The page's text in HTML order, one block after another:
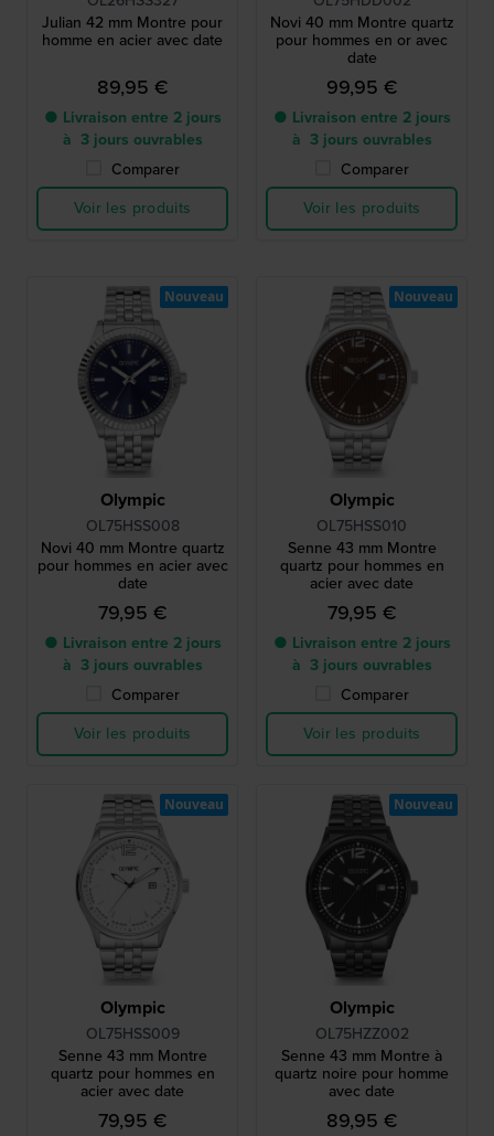
Julian 42 mm Montre pour
homme en acier avec date
89,95 €
● Livraison entre 2 jours
à 3 jours ouvrables
Comparer
Voir les produits
Novi 40 mm Montre quartz
pour hommes en or avec
date
99,95 €
● Livraison entre 2 jours
à 3 jours ouvrables
Comparer
Voir les produits
Olympic
OL75HSS008
Novi 40 mm Montre quartz
pour hommes en acier avec
date
79,95 €
● Livraison entre 2 jours
à 3 jours ouvrables
Comparer
Voir les produits
Nouveau
Olympic
OL75HSS010
Senne 43 mm Montre
quartz pour hommes en
acier avec date
79,95 €
● Livraison entre 2 jours
à 3 jours ouvrables
Comparer
Voir les produits
Nouveau
Olympic
OL75HSS009
Senne 43 mm Montre
quartz pour hommes en
acier avec date
79,95 €
Nouveau
Olympic
OL75HZZ002
Senne 43 mm Montre à
quartz noire pour homme
avec date
89,95 €
Nouveau